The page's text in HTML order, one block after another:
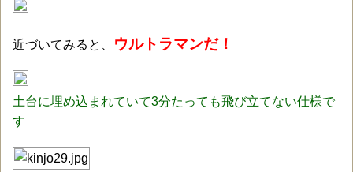
近づいてみると、 ウルトラマンだ！
土台に埋め込まれていて3分たっても飛び立てない仕様で
す